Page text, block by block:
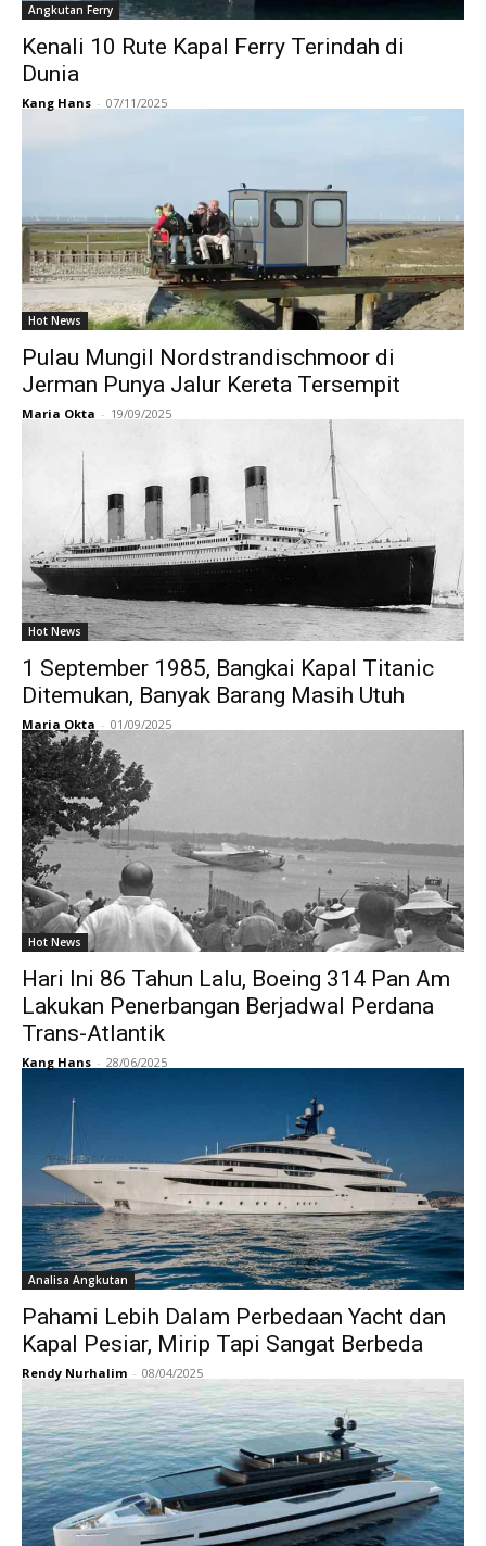
Angkutan Ferry
Kenali 10 Rute Kapal Ferry Terindah di
Dunia
Kang Hans - 07/11/2025
Hot News
Pulau Mungil Nordstrandischmoor di
Jerman Punya Jalur Kereta Tersempit
Maria Okta - 19/09/2025
Hot News
1 September 1985, Bangkai Kapal Titanic
Ditemukan, Banyak Barang Masih Utuh
Maria Okta - 01/09/2025
Hot News
Hari Ini 86 Tahun Lalu, Boeing 314 Pan Am
Lakukan Penerbangan Berjadwal Perdana
Trans-Atlantik
Kang Hans - 28/06/2025
Analisa Angkutan
Pahami Lebih Dalam Perbedaan Yacht dan
Kapal Pesiar, Mirip Tapi Sangat Berbeda
Rendy Nurhalim - 08/04/2025